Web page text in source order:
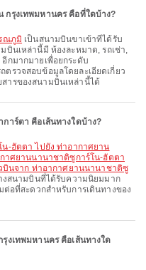
รุงเทพมหานคร คือที่ใดบ้าง?
ณภูมิ เป็นสนามบินขาเข้าที่ได้รับ
นเหล่านี้มี ห้องละหมาด, รถเช่า,
กมากมายเพื่อยกระดับ
รวจสอบข้อมูลโดยละเอียดเกี่ยว
ารของสนามบินเหล่านี้ได้
าร์ตา คือเส้นทางใดบ้าง?
าศยานนานาชาติซูการ์โน-ฮัตตา
บินจาก ท่าอากาศยานนานาชาติซู
งสนามบินที่ได้รับความนิยมมาก
ต่อที่สะดวกสำหรับการเดินทางของ
งเทพมหานคร คือเส้นทางใด